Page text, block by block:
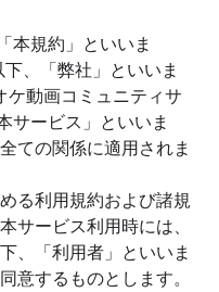
本規約」といいま
、「弊社」といいま
ケ動画コミュニティサ
サービス」といいま
ての関係に適用されま
る利用規約および諸規
サービス利用時には、
、「利用者」といいま
意するものとします。